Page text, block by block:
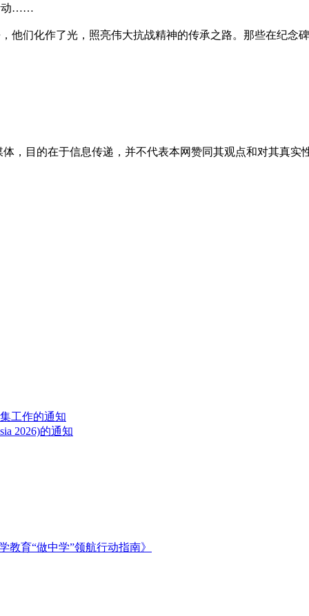
动……
化作了光，照亮伟大抗战精神的传承之路。那些在纪念碑
，目的在于信息传递，并不代表本网赞同其观点和对其真
工作的通知
2026)的通知
育“做中学”领航行动指南》